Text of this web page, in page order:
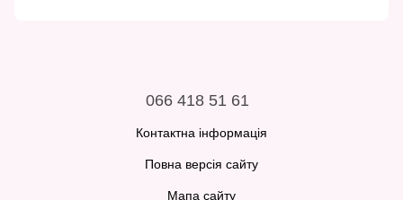
066 418 51 61
Контактна інформація
Повна версія сайту
Мапа сайту